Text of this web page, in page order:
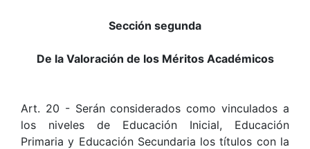
Sección segunda
De la Valoración de los Méritos Académicos
Art. 20 - Serán considerados como vinculados a
los niveles de Educación Inicial, Educación
Primaria y Educación Secundaria los títulos con la